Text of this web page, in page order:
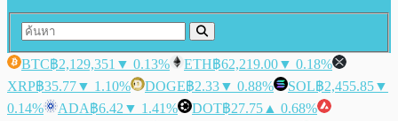
BTC฿2,129,351 ▼ 0.13% ETH฿62,219.00▼ 0.18%
XRP฿35.77▼ 1.10% DOGE฿2.33▼ 0.88% SOL฿2,455.85▼
0.14%
ADA฿6.42 ▼ 1.41% DOT฿27.75 ▲ 0.68%